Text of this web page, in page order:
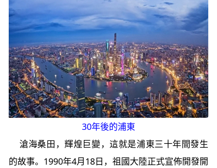
30年後的浦東
滄海桑田，輝煌巨變，這就是浦東三十年間發生
的故事。 1990年4月18日，祖國大陸正式宣佈開發開